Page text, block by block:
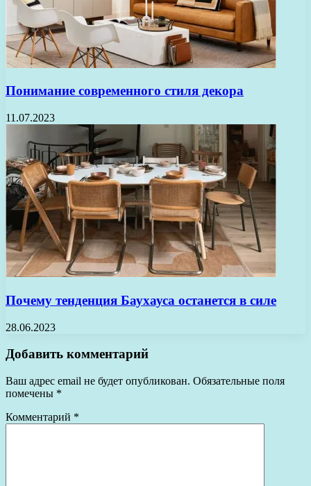
Понимание современного стиля декора
11.07.2023
Почему тенденция Баухауса останется в силе
28.06.2023
Добавить комментарий
Ваш адрес email не будет опубликован. Обязательные поля
помечены *
Комментарий *